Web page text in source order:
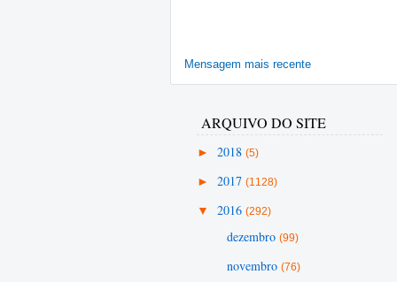
Mensagem mais recente
ARQUIVO DO SITE
► 2018 (5)
► 2017 (1128)
▼ 2016 (292)
dezembro (99)
novembro (76)